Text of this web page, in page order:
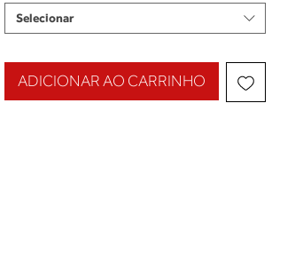
Selecionar
ADICIONAR AO CARRINHO